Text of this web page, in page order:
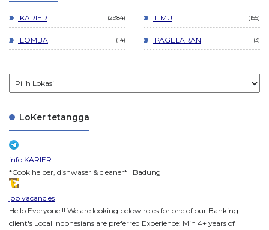
KARIER 2984 ILMU 155
LOMBA 14 PAGELARAN 3
LoKer tetangga
info KARIER
*Cook helper, dishwaser & cleaner* | Badung
job vacancies
Hello Everyone !! We are looking below roles for one of our Banking
client's Local Indonesians are preferred Experience: Min 4+ years of